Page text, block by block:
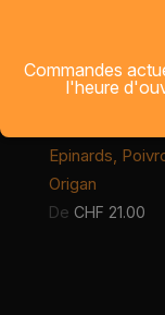
Mozzarella,
Champignons,
Epinards,
Origan
De CHF 21.00
Commandes
l'heure